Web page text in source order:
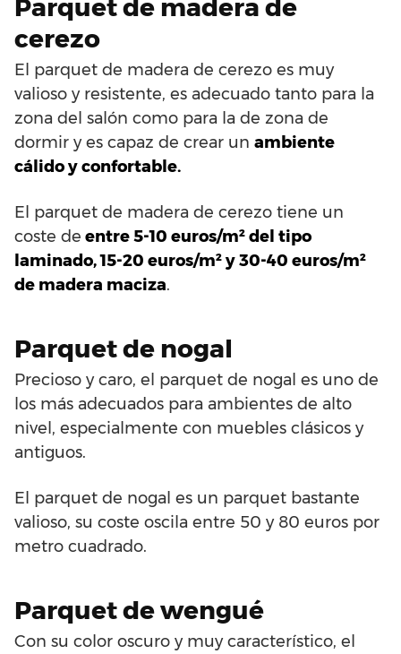
Parquet de madera de
cerezo
El parquet de madera de cerezo es muy
valioso y resistente, es adecuado tanto para la
zona del salón como para la de zona de
dormir y es capaz de crear un ambiente
cálido y confortable.
El parquet de madera de cerezo tiene un
coste de entre 5-10 euros/m² del tipo
laminado, 15-20 euros/m² y 30-40 euros/m²
de madera maciza.
Parquet de nogal
Precioso y caro, el parquet de nogal es uno de
los más adecuados para ambientes de alto
nivel, especialmente con muebles clásicos y
antiguos.
El parquet de nogal es un parquet bastante
valioso, su coste oscila entre 50 y 80 euros por
metro cuadrado.
Parquet de wengué
Con su color oscuro y muy característico, el